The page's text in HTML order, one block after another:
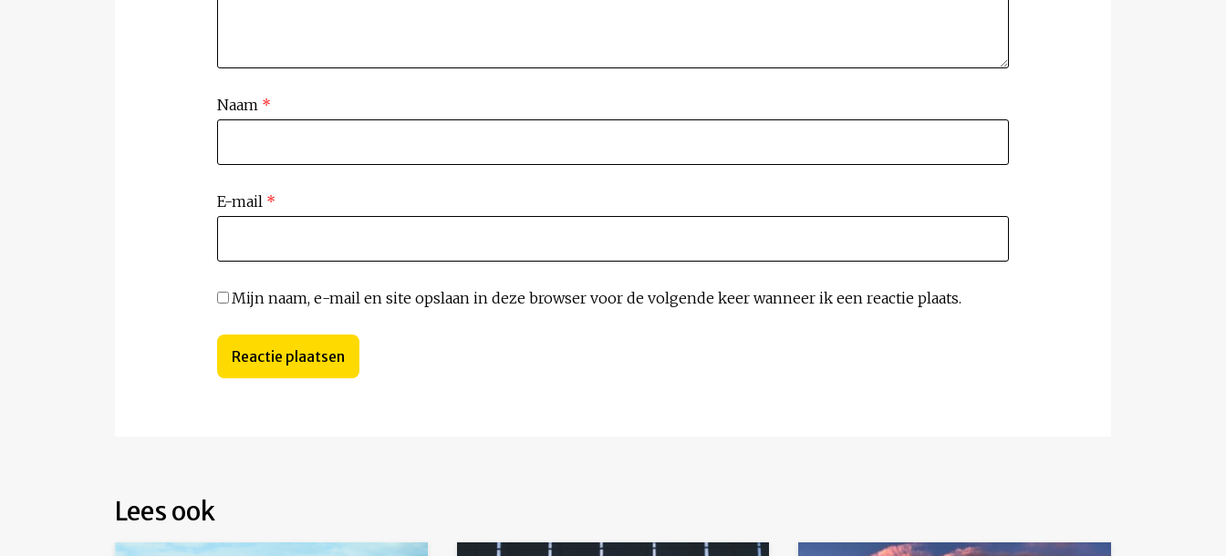
Naam *
E-mail *
Mijn naam, e-mail en site opslaan in deze browser voor de volgende keer wanneer ik een reactie plaats.
Lees ook